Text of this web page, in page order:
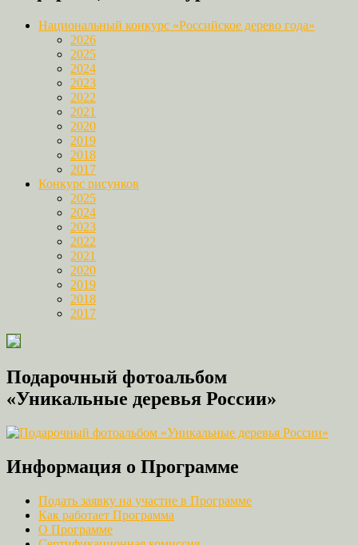
Национальный конкурс «Российское дерево года»
2026
2025
2024
2023
2022
2021
2020
2019
2018
2017
Конкурс рисунков
2025
2024
2023
2022
2021
2020
2019
2018
2017
Подарочный фотоальбом
«Уникальные деревья России»
Информация о Программе
Подать заявку на участие в Программе
Как работает Программа
О Программе